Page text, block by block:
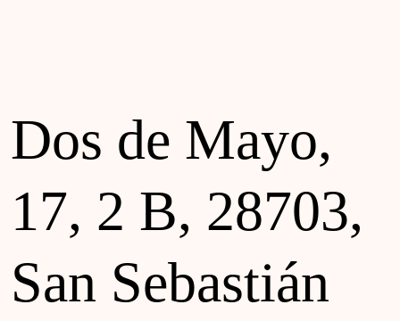
Dos de Mayo,
17, 2 B, 28703,
San Sebastián